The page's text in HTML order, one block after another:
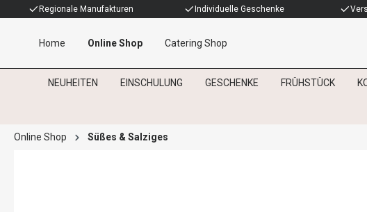
Regionale Manufakturen Individuelle Geschenke
Home Online Shop Catering Shop
NEUHEITEN EINSCHULUNG GESCHENKE FRÜHSTÜCK
Online Shop Süßes & Salziges